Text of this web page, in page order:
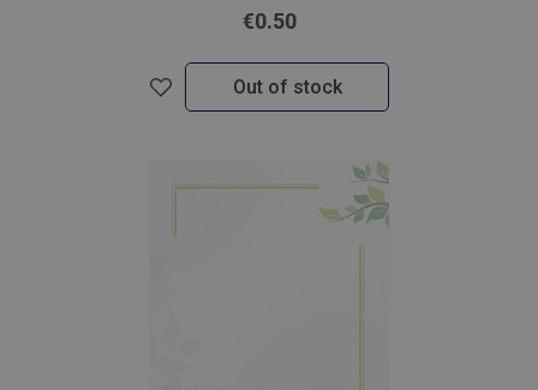
€0.50
Out of stock